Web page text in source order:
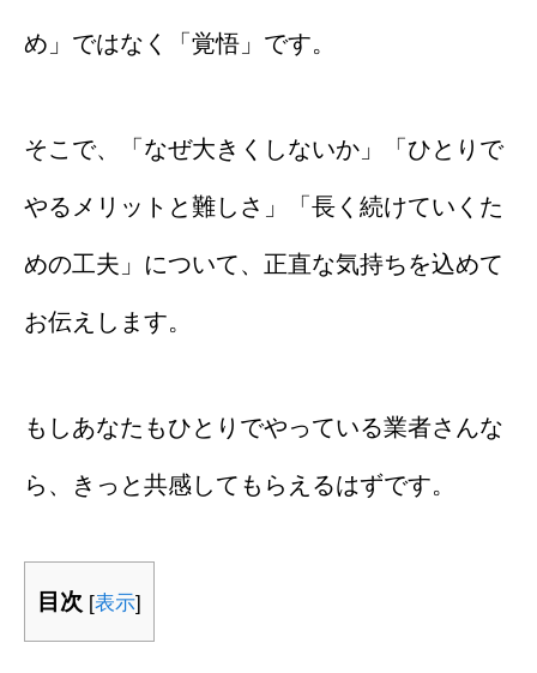
め」ではなく「覚悟」です。
そこで、「なぜ大きくしないか」「ひとりで
やるメリットと難しさ」「長く続けていくた
めの工夫」について、正直な気持ちを込めて
お伝えします。
もしあなたもひとりでやっている業者さんな
ら、きっと共感してもらえるはずです。
目次 [表示]